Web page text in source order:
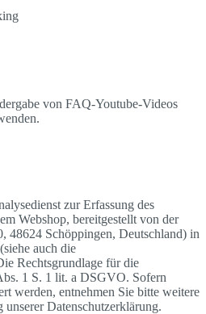
von FAQ-Youtube-Videos
zur Erfassung des
Webshop, bereitgestellt von der
48624 Schöppingen, Deutschland) in
auch die
Rechtsgrundlage für die
1 S. 1 lit. a DSGVO. Sofern
werden, entnehmen Sie bitte weitere
Datenschutzerklärung.